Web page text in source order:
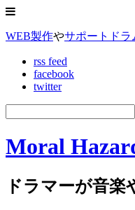
WEB製作やサポートドラ
rss feed
facebook
twitter
Moral
ドラマーが音